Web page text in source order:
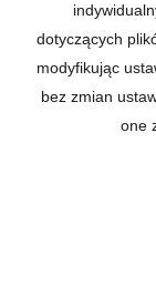
Wiadomość
dotyczących
modyfikując
bez zmian
one